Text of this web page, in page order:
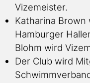
Vizemeister.
Katharina Brown
Hamburger
Blohm wird
Der Club wird